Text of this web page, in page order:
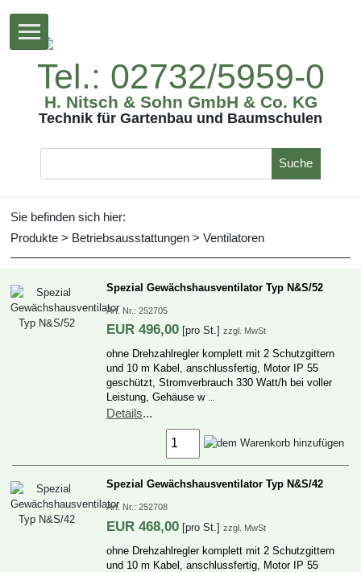
Tel.:02732/5959-0
H.Nitsch&SohnGmbH&Co.KG
TechnikfürGartenbauundBaumschulen
Suche
Siebefindensichhier:
Produkte > Betriebsausstattungen > Ventilatoren
SpezialGewächshausventilatorTypN&S/52
Art.Nr.: 252705
EUR 496,00 [proSt.] zzgl.MwSt
ohneDrehzahlreglerkomplettmit2Schutzgittern
und10mKabel,anschlussfertig,MotorIP55
geschützt,Stromverbrauch330Watt/hbeivoller
Leistung,Gehäusew …
Details...
SpezialGewächshausventilatorTypN&S/42
Art.Nr.: 252708
EUR 468,00 [proSt.] zzgl.MwSt
ohneDrehzahlreglerkomplettmit2Schutzgittern
und10mKabel,anschlussfertig,MotorIP55